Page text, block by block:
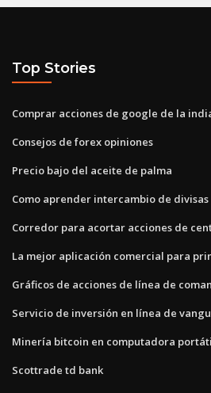
Top Stories
Comprar acciones de google de la
Consejos de forex opiniones
Precio bajo del aceite de palma
Como aprender intercambio de divisas
Corredor para acortar acciones de
La mejor aplicación comercial para
Gráficos de acciones de línea de
Servicio de inversión en línea de
Minería bitcoin en computadora
Scottrade td bank